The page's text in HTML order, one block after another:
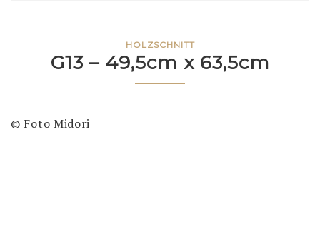
HOLZSCHNITT
G13 – 49,5cm x 63,5cm
© Foto Midori